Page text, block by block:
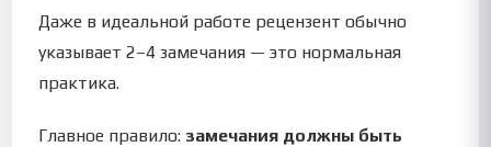
Даже в идеальной работе рецензент обычно
указывает 2–4 замечания — это нормальная
практика.
Главное правило: замечания должны быть